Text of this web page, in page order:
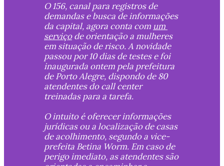
O 156, canal para registros de
demandas e busca de informações
da capital, agora conta com um
serviço de orientação a mulheres
em situação de risco. A novidade
passou por 10 dias de testes e foi
inaugurada ontem pela prefeitura
de Porto Alegre, dispondo de 80
atendentes do call center
treinadas para a tarefa.
O intuito é oferecer informações
jurídicas ou a localização de casas
de acolhimento, segundo a vice-
prefeita Betina Worm. Em caso de
perigo imediato, as atendentes são